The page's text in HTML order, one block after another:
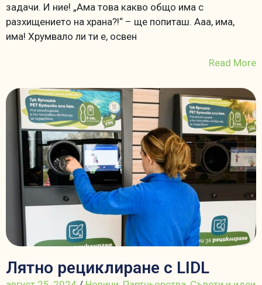
задачи. И ние! „Ама това какво общо има с
разхищението на храна?!“ – ще попиташ. Ааа, има,
има! Хрумвало ли ти е, освен
Read More
Лятно рециклиране с LIDL